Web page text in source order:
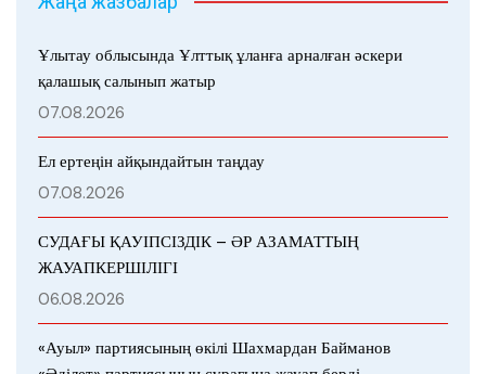
Ұлытау облысында Ұлттық ұланға арналған әскери
қалашық салынып жатыр
07.08.2026
Ел ертеңін айқындайтын таңдау
07.08.2026
СУДАҒЫ ҚАУІПСІЗДІК – ӘР АЗАМАТТЫҢ
ЖАУАПКЕРШІЛІГІ
06.08.2026
«Ауыл» партиясының өкілі Шахмардан Байманов